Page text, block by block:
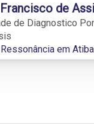
de
de Diagnostico
em